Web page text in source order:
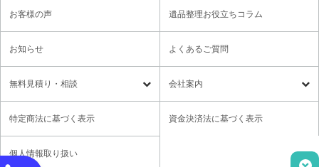
遺品整理 残置物撤去
特殊清掃・孤独死 ゴミ屋敷・モノ屋敷
各種セミナーのご案内 領収書の発行方法
お客様の声 遺品整理お役立ちコラム
お知らせ よくあるご質問
無料⾒積り・相談
無料⾒積り・相談 LINE無料相談
ご意見箱
取材・講演依頼
会社案内
社長メッセージ
特定商法に基づく表示 資金決済法に基づく表示
個人情報取り扱い